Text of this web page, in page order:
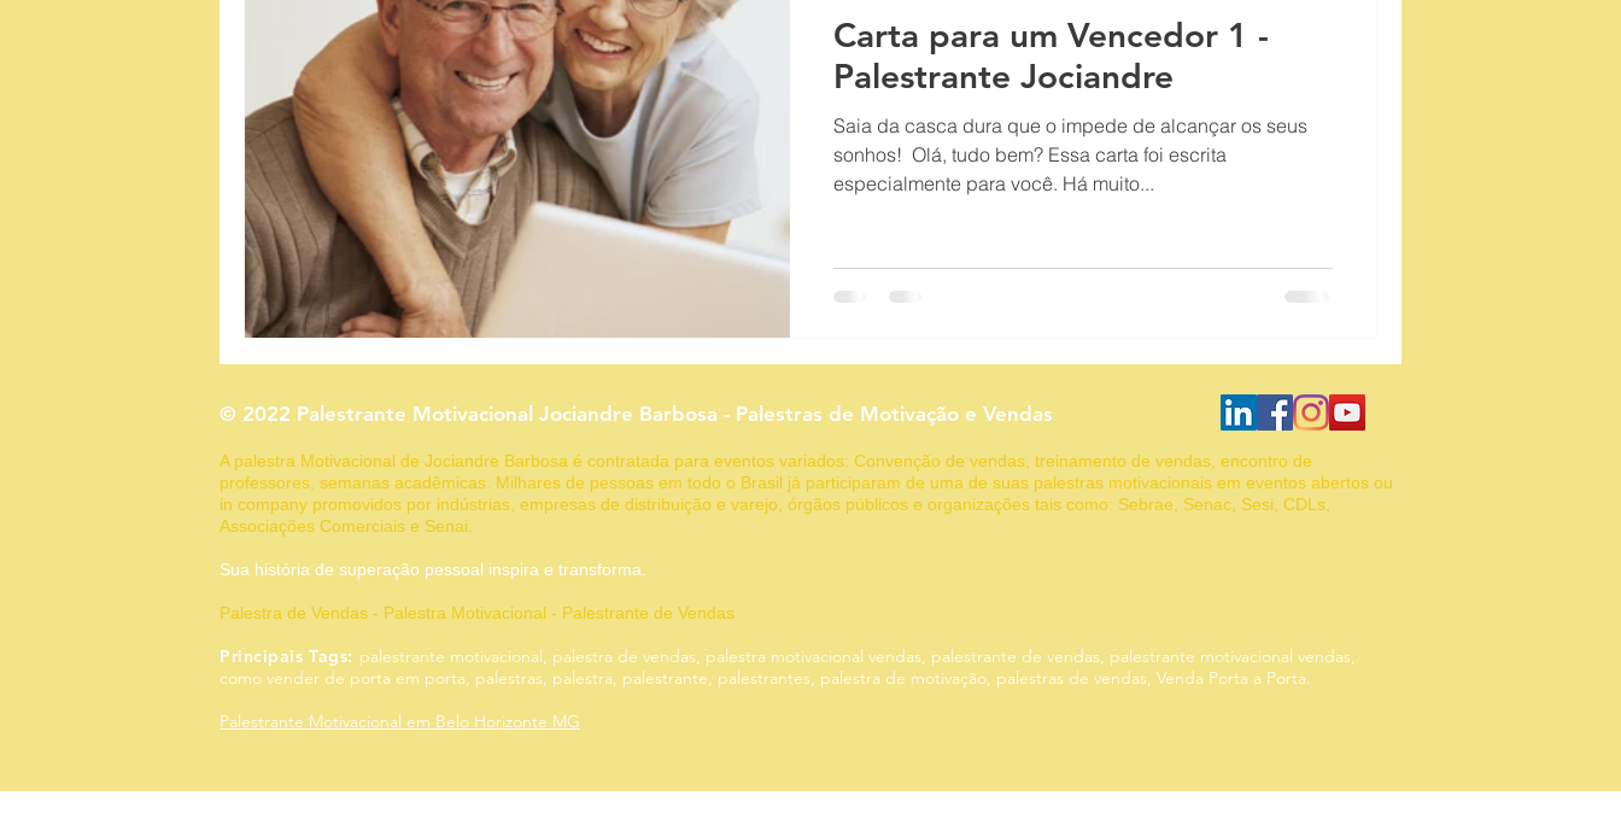
Apresentação de proposta Atendimento ao cliente Casos de sucesso
Como vender de porta em porta Como vender mais Desenvolvimento comercial
Dicas de conteúdos sobre vendas Digital Marketing Técnicas de Vendas
Fechamento Fidelização Funil de vendas Geração de leads
Carta para um Vencedor 1 -
Palestrante Jociandre
Saia da casca dura que o impede de alcançar os seus
sonhos! ​ Olá, tudo bem? Essa carta foi escrita
especialmente para você. Há muito...
© 2022 Palestrante Motivacional Jociandre Barbosa - Palestras de Motivação e Vendas
A palestra Motivacional de Jociandre Barbosa é contratada para eventos variados: Convenção de vendas, treinamento de vendas, encontro de
professores, semanas acadêmicas. Milhares de pessoas em todo o Brasil já participaram de uma de suas palestras motivacionais em eventos abertos ou
in company promovidos por indústrias, empresas de distribuição e varejo, órgãos públicos e organizações tais como: Sebrae, Senac, Sesi, CDLs,
Associações Comerciais e Senai.
Sua história de superação pessoal inspira e transforma.
Palestra de Vendas - Palestra Motivacional - Palestrante de Vendas
Principais Tags: palestrante motivacional, palestra de vendas, palestra motivacional vendas, palestrante de vendas, palestrante motivacional vendas,
como vender de porta em porta, palestras, palestra, palestrante, palestrantes, palestra de motivação, palestras de vendas, Venda Porta a Porta.
Palestrante Motivacional em Belo Horizonte MG